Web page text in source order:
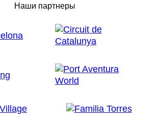
Наши партнеры